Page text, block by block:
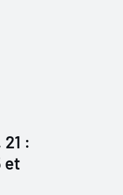
:
et